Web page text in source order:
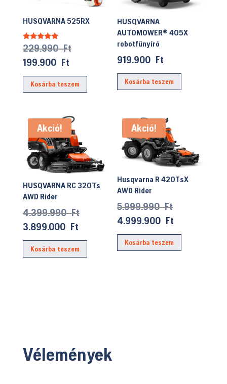
HUSQVARNA 525RX
Értékelés:
5.00
/ 5
229.990FtOriginal
was:
229.990 Ft.
199.900 FtCurrent
price
is:
Kosárba teszem
HUSQVARNA
AUTOMOWER® 405X
robotfűnyíró
919.900 Ft
Kosárba teszem
Akció!
HUSQVARNA RC 320Ts
AWD Rider
4.399.990FtOriginal
was:
4.399.990 Ft.
3.899.000 FtCurrent
price
is:
Kosárba teszem
Akció!
Husqvarna R 420TsX
AWD Rider
5.999.990FtOriginal
price
was:
5.999.990
4.999.900 Ft
price
is:
Kosárba teszem
Vélemények